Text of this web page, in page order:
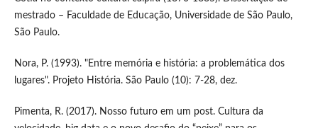
mestrado – Faculdade de Educação, Universidade de São Paulo,
São Paulo.
Nora, P. (1993). "Entre memória e história: a problemática dos
lugares". Projeto História. São Paulo (10): 7-28, dez.
Pimenta, R. (2017). Nosso futuro em um post. Cultura da